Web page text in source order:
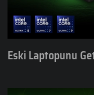
Eski Laptopunu